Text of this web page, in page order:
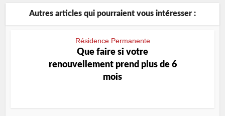
Autres articles qui pourraient vous intéresser :
Résidence Permanente
Que faire si votre
renouvellement prend plus de 6
mois